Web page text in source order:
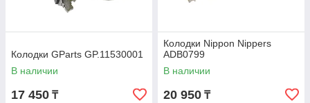
Колодки GParts GP.11530001
В наличии
17 450 ₸
Колодки Nippon Nippers
ADB0799
В наличии
20 950 ₸